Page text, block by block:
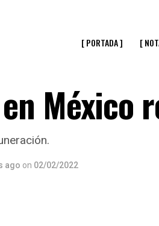
[ PORTADA ] [
México
ago on 02/02/2022